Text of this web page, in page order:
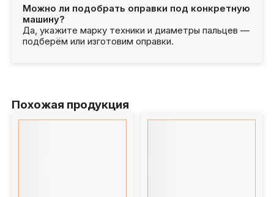
Можно ли подобрать оправки под конкретную
машину?
Да, укажите марку техники и диаметры пальцев —
подберём или изготовим оправки.
Похожая продукция